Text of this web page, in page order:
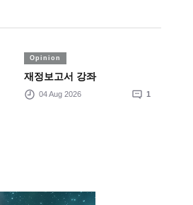
Opinion
재정보고서 강좌
04 Aug 2026 1